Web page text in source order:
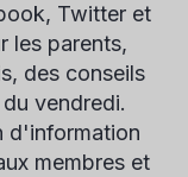
Twitter et
les parents,
des conseils
vendredi.
d'information
membres et